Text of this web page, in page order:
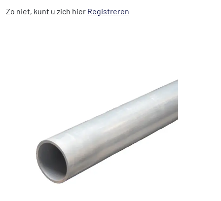
Zo niet, kunt u zich hier Registreren